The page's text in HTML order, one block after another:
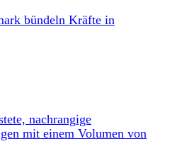
bündeln Kräfte in
nachrangige
mit einem Volumen von